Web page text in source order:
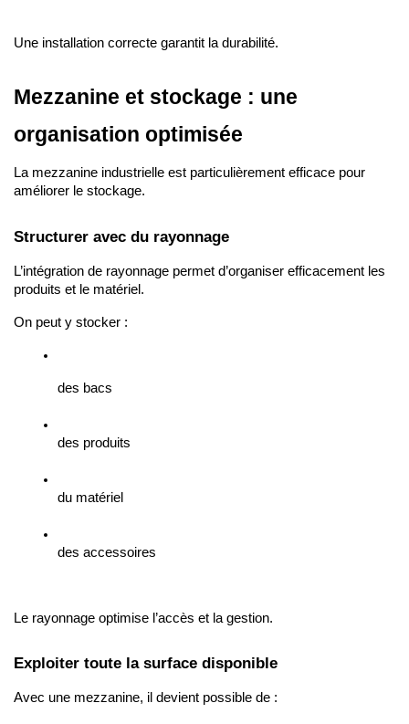
Une installation correcte garantit la durabilité.
Mezzanine et stockage : une
organisation optimisée
La mezzanine industrielle est particulièrement efficace pour
améliorer le stockage.
Structurer avec du rayonnage
L’intégration de rayonnage permet d’organiser efficacement les
produits et le matériel.
On peut y stocker :
des bacs
des produits
du matériel
des accessoires
Le rayonnage optimise l’accès et la gestion.
Exploiter toute la surface disponible
Avec une mezzanine, il devient possible de :